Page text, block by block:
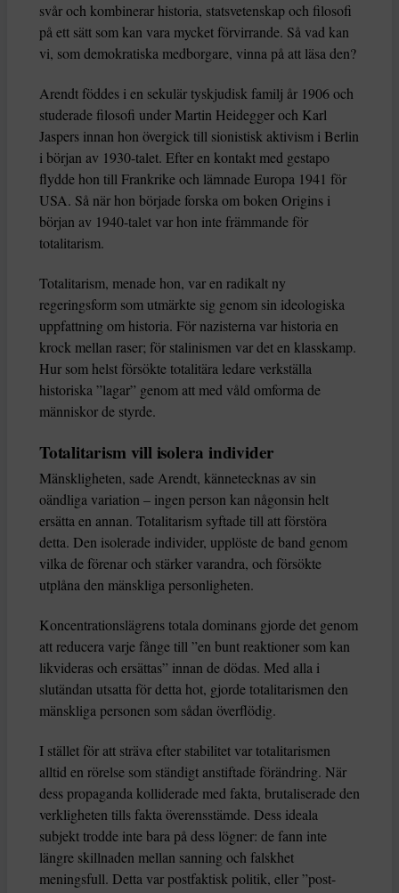
svår och kombinerar historia, statsvetenskap och filosofi
på ett sätt som kan vara mycket förvirrande. Så vad kan
vi, som demokratiska medborgare, vinna på att läsa den?
Arendt föddes i en sekulär tyskjudisk familj år 1906 och
studerade filosofi under Martin Heidegger och Karl
Jaspers innan hon övergick till sionistisk aktivism i Berlin
i början av 1930-talet. Efter en kontakt med gestapo
flydde hon till Frankrike och lämnade Europa 1941 för
USA. Så när hon började forska om boken Origins i
början av 1940-talet var hon inte främmande för
totalitarism.
Totalitarism, menade hon, var en radikalt ny
regeringsform som utmärkte sig genom sin ideologiska
uppfattning om historia. För nazisterna var historia en
krock mellan raser; för stalinismen var det en klasskamp.
Hur som helst försökte totalitära ledare verkställa
historiska ”lagar” genom att med våld omforma de
människor de styrde.
Totalitarism vill isolera individer
Mänskligheten, sade Arendt, kännetecknas av sin
oändliga variation – ingen person kan någonsin helt
ersätta en annan. Totalitarism syftade till att förstöra
detta. Den isolerade individer, upplöste de band genom
vilka de förenar och stärker varandra, och försökte
utplåna den mänskliga personligheten.
Koncentrationslägrens totala dominans gjorde det genom
att reducera varje fånge till ”en bunt reaktioner som kan
likvideras och ersättas” innan de dödas. Med alla i
slutändan utsatta för detta hot, gjorde totalitarismen den
mänskliga personen som sådan överflödig.
I stället för att sträva efter stabilitet var totalitarismen
alltid en rörelse som ständigt anstiftade förändring. När
dess propaganda kolliderade med fakta, brutaliserade den
verkligheten tills fakta överensstämde. Dess ideala
subjekt trodde inte bara på dess lögner: de fann inte
längre skillnaden mellan sanning och falskhet
meningsfull. Detta var postfaktisk politik, eller ”post-